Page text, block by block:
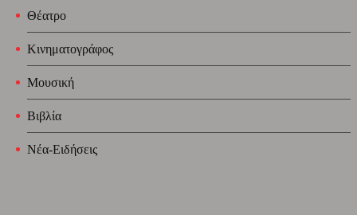
Θέατρο
Κινηματογράφος
Μουσική
Βιβλία
Νέα-Ειδήσεις